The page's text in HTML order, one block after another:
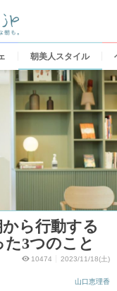
朝美人スタイル
ら行動する
3つのこと
10474 2023/11/18(土)
山口恵理香